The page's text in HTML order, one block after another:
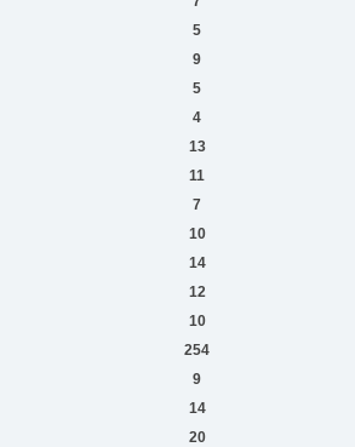
5
9
5
4
13
11
7
10
14
12
10
254
9
14
20